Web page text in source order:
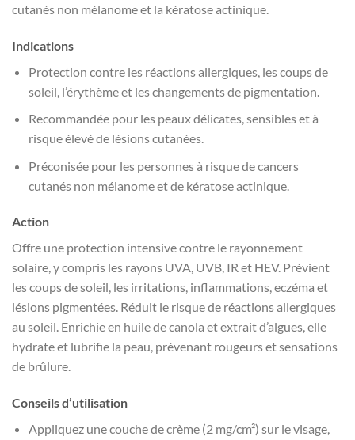
cutanés non mélanome et la kératose actinique.
Indications
Protection contre les réactions allergiques, les coups de
soleil, l’érythème et les changements de pigmentation.
Recommandée pour les peaux délicates, sensibles et à
risque élevé de lésions cutanées.
Préconisée pour les personnes à risque de cancers
cutanés non mélanome et de kératose actinique.
Action
Offre une protection intensive contre le rayonnement
solaire, y compris les rayons UVA, UVB, IR et HEV. Prévient
les coups de soleil, les irritations, inflammations, eczéma et
lésions pigmentées. Réduit le risque de réactions allergiques
au soleil. Enrichie en huile de canola et extrait d’algues, elle
hydrate et lubrifie la peau, prévenant rougeurs et sensations
de brûlure.
Conseils d’utilisation
Appliquez une couche de crème (2 mg/cm²) sur le visage,